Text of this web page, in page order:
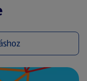
nyílik meg)